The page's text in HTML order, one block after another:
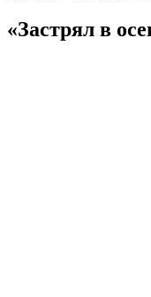
«Застрял в